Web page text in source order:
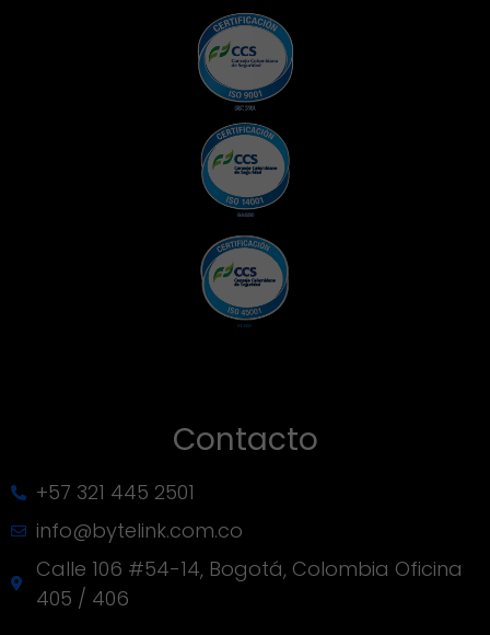
Contacto
+57 321 445 2501
info@bytelink.com.co
Calle 106 #54-14, Bogotá, Colombia Oficina
405 / 406